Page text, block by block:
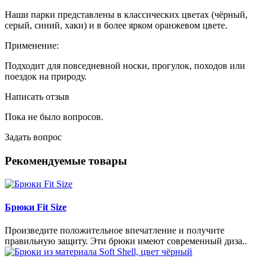
Наши парки представлены в классических цветах (чёрный,
серый, синий, хаки) и в более ярком оранжевом цвете.
Применение:
Подходит для повседневной носки, прогулок, походов или
поездок на природу.
Написать отзыв
Пока не было вопросов.
Задать вопрос
Рекомендуемые товары
Брюки Fit Size
Произведите положительное впечатление и получите
правильную защиту. Эти брюки имеют современный диза..